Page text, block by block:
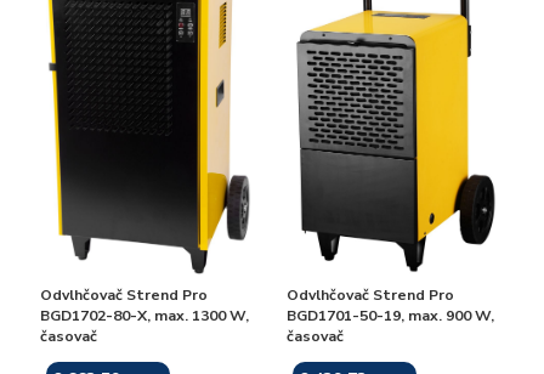
Odvlhčovač Strend Pro
BGD1702-80-X, max. 1300 W,
časovač
Odvlhčovač Strend Pro
BGD1701-50-19, max. 900 W,
časovač